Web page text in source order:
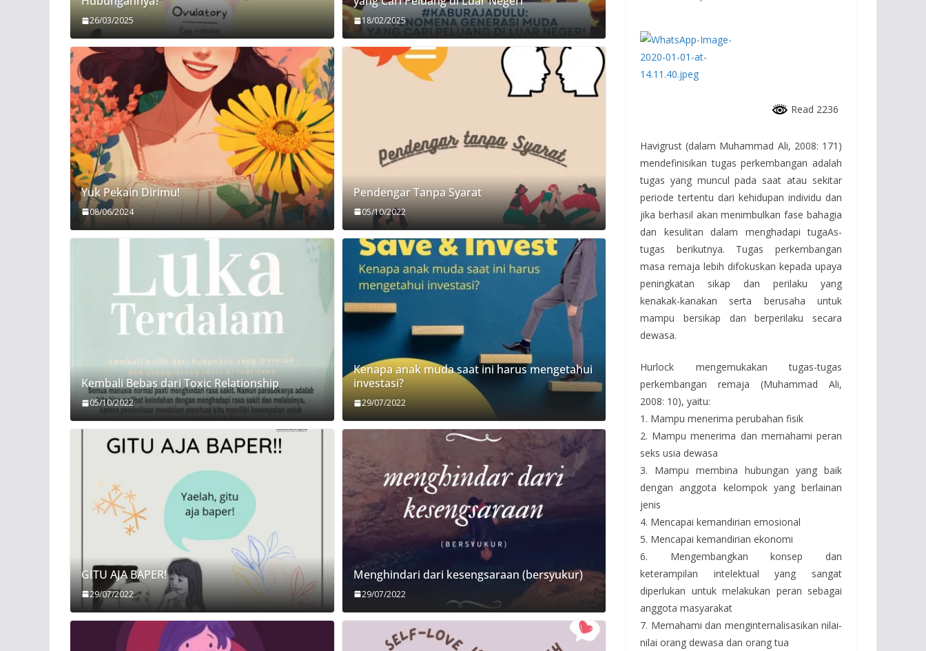
Read 2236
Havigrust (dalam Muhammad Ali, 2008: 171)
mendefinisikan tugas perkembangan adalah
tugas yang muncul pada saat atau sekitar
periode tertentu dari kehidupan individu dan
jika berhasil akan menimbulkan fase bahagia
dan kesulitan dalam menghadapi tugaAs-
tugas berikutnya. Tugas perkembangan
masa remaja lebih difokuskan kepada upaya
peningkatan sikap dan perilaku yang
kenakak-kanakan serta berusaha untuk
mampu bersikap dan berperilaku secara
dewasa.
Hurlock mengemukakan tugas-tugas
perkembangan remaja (Muhammad Ali,
2008: 10), yaitu:
1. Mampu menerima perubahan fisik
2. Mampu menerima dan memahami peran
seks usia dewasa
3. Mampu membina hubungan yang baik
dengan anggota kelompok yang berlainan
jenis
4. Mencapai kemandirian emosional
5. Mencapai kemandirian ekonomi
6. Mengembangkan konsep dan
keterampilan intelektual yang sangat
diperlukan untuk melakukan peran sebagai
anggota masyarakat
7. Memahami dan menginternalisasikan nilai-
nilai orang dewasa dan orang tua
26/03/2025 18/02/2025
Yuk Pekain Dirimu!
08/06/2024
Pendengar Tanpa Syarat
05/10/2022
Kembali Bebas dari Toxic Relationship
05/10/2022
Kenapa anak muda saat ini harus mengetahui
investasi?
29/07/2022
GITU AJA BAPER!
29/07/2022
Menghindari dari kesengsaraan (bersyukur)
29/07/2022